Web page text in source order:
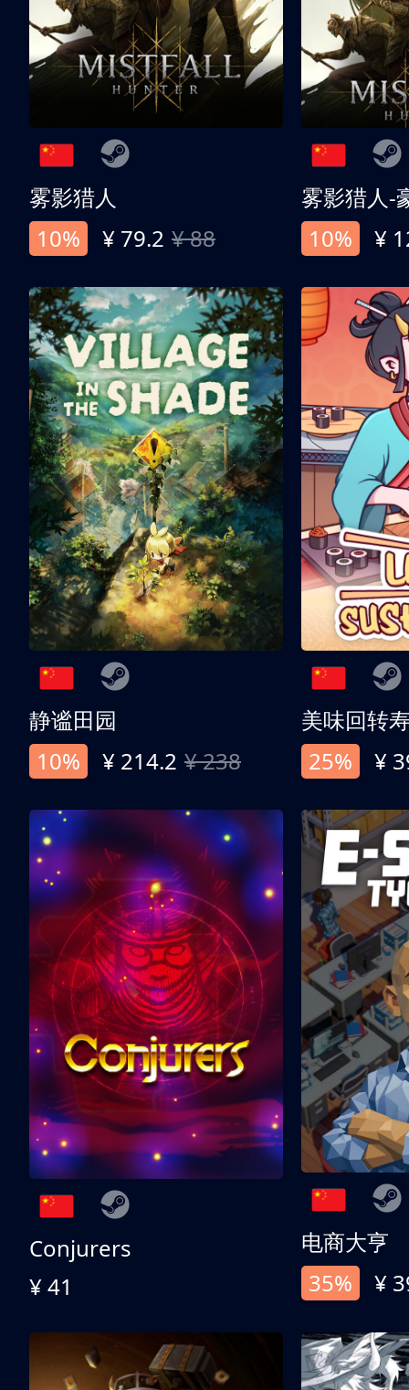
雾影猎人
10%
¥ 79.2 ¥ 88
雾影猎人-
10%
¥
静谧田园
10%
¥ 214.2 ¥ 238
美味回转
25%
¥
Conjurers
¥ 41
电商大亨
35%
¥